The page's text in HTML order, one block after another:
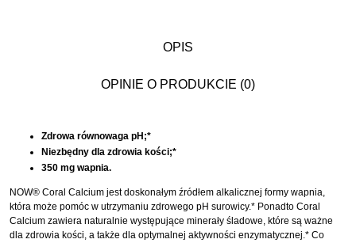
OPIS
OPINIE O PRODUKCIE (0)
Zdrowa równowaga pH;*
Niezbędny dla zdrowia kości;*
350 mg wapnia.
NOW® Coral Calcium jest doskonałym źródłem alkalicznej formy wapnia,
która może pomóc w utrzymaniu zdrowego pH surowicy.* Ponadto Coral
Calcium zawiera naturalnie występujące minerały śladowe, które są ważne
dla zdrowia kości, a także dla optymalnej aktywności enzymatycznej.* Co